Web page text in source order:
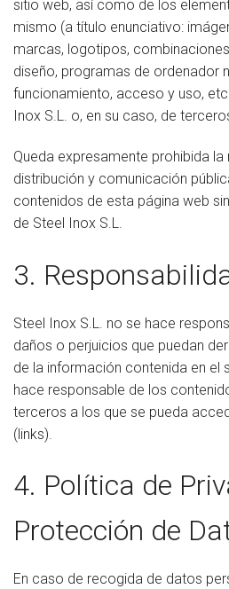
sitio web, así como de los
mismo (a título enunciativo:
marcas, logotipos,
diseño, programas de ordenador
funcionamiento, acceso y uso,
Inox S.L. o, en su caso, de
Queda expresamente prohibida la
distribución y comunicación
contenidos de esta página web
de Steel Inox S.L.
3.
Steel Inox S.L. no se hace
daños o perjuicios que puedan
de la información contenida en el
hace responsable de los
terceros a los que se pueda
(links).
4. Política de
Protección de
En caso de recogida de datos